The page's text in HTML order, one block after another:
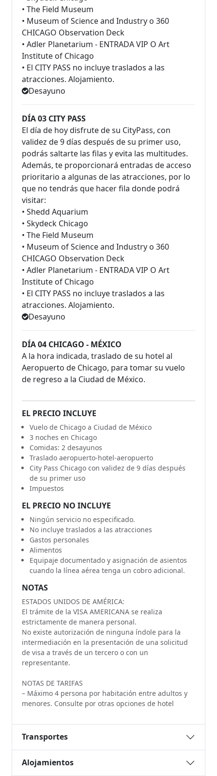
• The Field Museum
• Museum of Science and Industry o 360
CHICAGO Observation Deck
• Adler Planetarium - ENTRADA VIP O Art
Institute of Chicago
• El CITY PASS no incluye traslados a las
atracciones. Alojamiento.
Desayuno
DÍA 03 CITY PASS
El día de hoy disfrute de su CityPass, con
validez de 9 días después de su primer uso,
podrás saltarte las filas y evita las multitudes.
Además, te proporcionará entradas de acceso
prioritario a algunas de las atracciones, por lo
que no tendrás que hacer fila donde podrá
visitar:
• Shedd Aquarium
• Skydeck Chicago
• The Field Museum
• Museum of Science and Industry o 360
CHICAGO Observation Deck
• Adler Planetarium - ENTRADA VIP O Art
Institute of Chicago
• El CITY PASS no incluye traslados a las
atracciones. Alojamiento.
Desayuno
DÍA 04 CHICAGO - MÉXICO
A la hora indicada, traslado de su hotel al
Aeropuerto de Chicago, para tomar su vuelo
de regreso a la Ciudad de México.
EL PRECIO INCLUYE
Vuelo de Chicago a Ciudad de México
3 noches en Chicago
Comidas: 2 desayunos
Traslado aeropuerto-hotel-aeropuerto
City Pass Chicago con validez de 9 días después
de su primer uso
Impuestos
EL PRECIO NO INCLUYE
Ningún servicio no especificado.
No incluye traslados a las atracciones
Gastos personales
Alimentos
Equipaje documentado y asignación de asientos
cuando la línea aérea tenga un cobro adicional.
NOTAS
ESTADOS UNIDOS DE AMÉRICA:
El trámite de la VISA AMERICANA se realiza
estrictamente de manera personal.
No existe autorización de ninguna índole para la
intermediación en la presentación de una solicitud
de visa a través de un tercero o con un
representante.
NOTAS DE TARIFAS
– Máximo 4 persona por habitación entre adultos y
menores. Consulte por otras opciones de hotel
Transportes
Alojamientos